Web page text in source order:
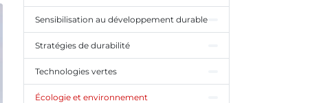
Sensibilisation au développement durable
Stratégies de durabilité
Technologies vertes
Écologie et environnement